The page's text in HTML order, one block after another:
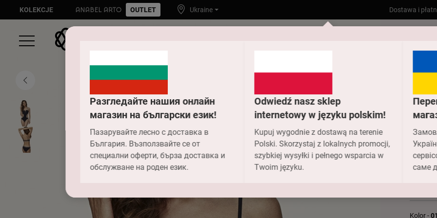
Разгледайте нашия онлайн
магазин на български език!
Пазарувайте лесно с доставка в
България. Възползвайте се от
специални оферти, бърза доставка и
обслужване на роден език.
Odwiedź nasz sklep
internetowy w języku polskim!
Kupuj wygodnie z dostawą na terenie
Polski. Skorzystaj z lokalnych promocji,
szybkiej wysyłki i pełnego wsparcia w
Twoim języku.
саме
KOLEKCJE OUTLET Ukraine Dostawa i
Dom
2
Kolor -